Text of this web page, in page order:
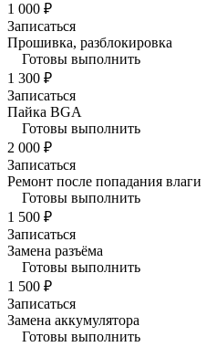
1 000 ₽
Записаться
Прошивка, разблокировка
Готовы выполнить
1 300 ₽
Записаться
Пайка BGA
Готовы выполнить
2 000 ₽
Записаться
Ремонт после попадания влаги
Готовы выполнить
1 500 ₽
Записаться
Замена разъёма
Готовы выполнить
1 500 ₽
Записаться
Замена аккумулятора
Готовы выполнить